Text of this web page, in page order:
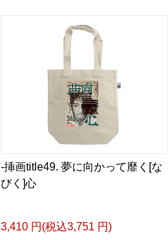
挿画&グッズカタログ <デザ
＜著者:作詞/挿画作成＞ 凛々
☆本作品内で表現されている
日本語版: https://amzn.asia/d/
小説 [弛まぬ言霊] 挿画&グッ
<デザイン画集:Comics Style
＜著者:挿画作成＞ 凛々風 猛
日本語版: https://amzn.asia/d/
-挿画デザイン画集&グッズカ
-挿画title49. 夢に向かって靡く[な
びく]心
3,410 円(税込3,751 円)